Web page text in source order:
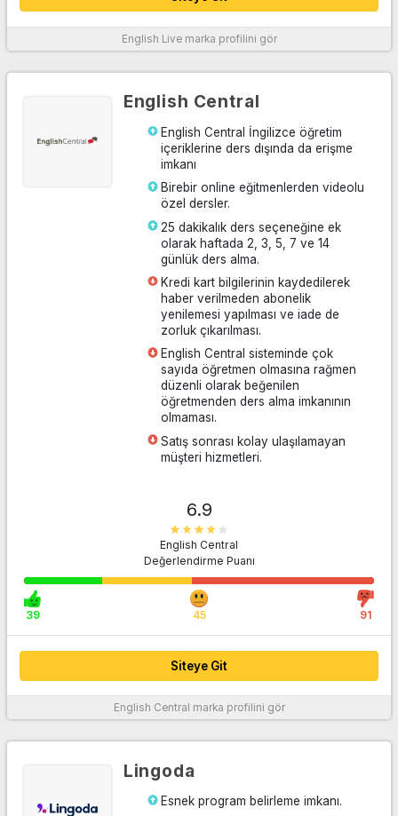
English Livemarka profilini gör
English Central
English Central İngilizce öğretim
içeriklerine ders dışında da erişme
imkanı
Birebir online eğitmenlerden videolu
özel dersler.
25 dakikalık ders seçeneğine ek
olarak haftada 2, 3, 5, 7 ve 14
günlük ders alma.
Kredi kart bilgilerinin kaydedilerek
haber verilmeden abonelik
yenilemesi yapılması ve iade de
zorluk çıkarılması.
English Central sisteminde çok
sayıda öğretmen olmasına rağmen
düzenli olarak beğenilen
öğretmenden ders alma imkanının
olmaması.
Satış sonrası kolay ulaşılamayan
müşteri hizmetleri.
6.9
English Central
Değerlendirme Puanı
39 45 91
Siteye Git
English Central marka profilini gör
Lingoda
Esnek program belirleme imkanı.